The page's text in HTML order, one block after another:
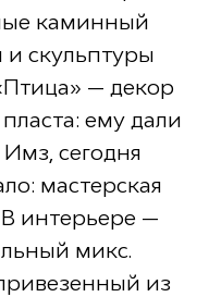
каминный
и скульптуры
— декор
ему дали
сегодня
мастерская
интерьере —
микс.
из